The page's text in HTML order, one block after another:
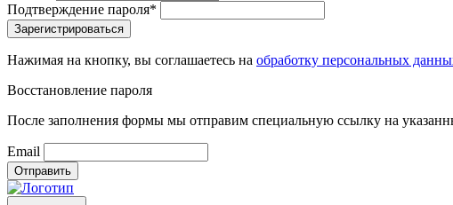
Подтверждение пароля*
Зарегистрироваться
Нажимая на кнопку, вы соглашаетесь на обработку персональных
Восстановление пароля
После заполнения формы мы отправим специальную ссылку на
Email
Отправить